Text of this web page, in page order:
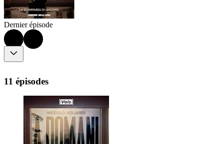
Dernier épisode
11 épisodes